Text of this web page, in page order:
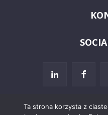
Ta strona korzysta z